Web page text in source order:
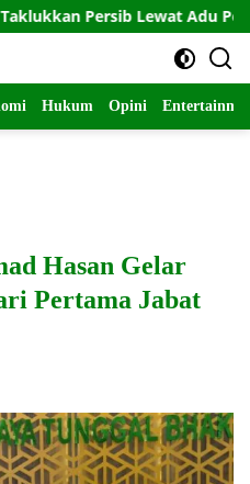
Lewat Adu Penalti
Hukum Opini
Hasan Gelar
Pertama Jabat